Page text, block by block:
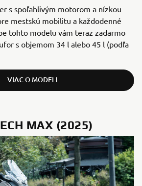
s spoľahlivým motorom a nízkou
mestskú mobilitu a každodenné
tohto modelu vám teraz zadarmo
s objemom 34 l alebo 45 l (podľa
VIAC O MODELI
MAX (2025)